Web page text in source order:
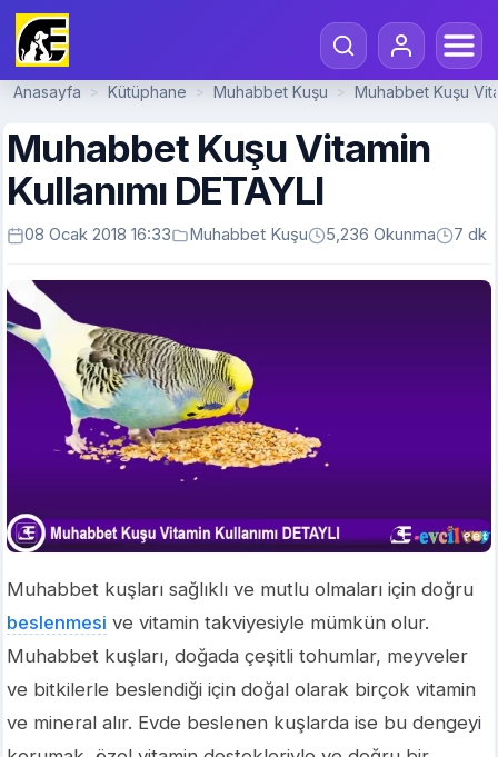
Anasayfa > Kütüphane > Muhabbet Kuşu > Muhabbet Kuşu
Muhabbet Kuşu Vitamin
Kullanımı DETAYLI
08 Ocak 2018 16:33 Muhabbet Kuşu 5,236 Okunma 7 dk
Muhabbet kuşları sağlıklı ve mutlu olmaları için doğru
beslenmesi ve vitamin takviyesiyle mümkün olur.
Muhabbet kuşları, doğada çeşitli tohumlar, meyveler
ve bitkilerle beslendiği için doğal olarak birçok vitamin
ve mineral alır. Evde beslenen kuşlarda ise bu dengeyi